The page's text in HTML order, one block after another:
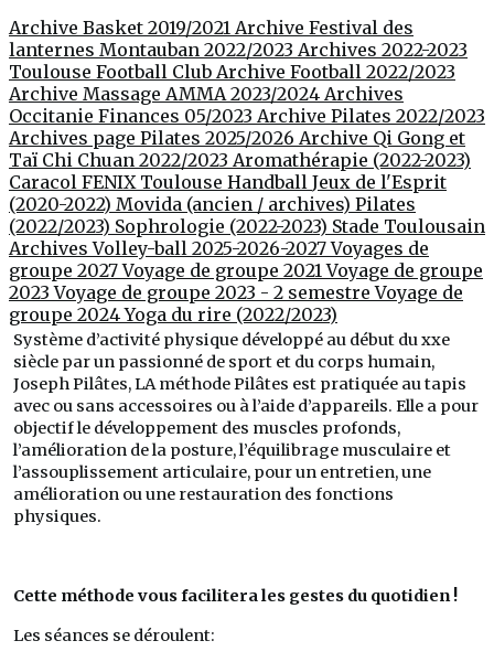
Archive Basket 2019/2021 Archive Festival des
lanternes Montauban 2022/2023 Archives 2022-2023
Toulouse Football Club Archive Football 2022/2023
Archive Massage AMMA 2023/2024 Archives
Occitanie Finances 05/2023 Archive Pilates 2022/2023
Archives page Pilates 2025/2026 Archive Qi Gong et
Taï Chi Chuan 2022/2023 Aromathérapie (2022-2023)
Caracol FENIX Toulouse Handball Jeux de l'Esprit
(2020-2022) Movida (ancien / archives) Pilates
(2022/2023) Sophrologie (2022-2023) Stade Toulousain
Archives Volley-ball 2025-2026-2027Voyages de
groupe 2027Voyage de groupe 2021Voyage de groupe
2023Voyage de groupe 2023 - 2 semestreVoyage de
groupe 2024Yoga du rire (2022/2023)
Système d’activité physique développé au début du xxe
siècle par un passionné de sport et du corps humain,
Joseph Pilâtes, LA méthode Pilâtes est pratiquée au tapis
avec ou sans accessoires ou à l’aide d’appareils. Elle a pour
objectif le développement des muscles profonds,
l’amélioration de la posture, l’équilibrage musculaire et
l’assouplissement articulaire, pour un entretien, une
amélioration ou une restauration des fonctions
physiques.
Cette méthode vous facilitera les gestes du quotidien !
Les séances se déroulent: